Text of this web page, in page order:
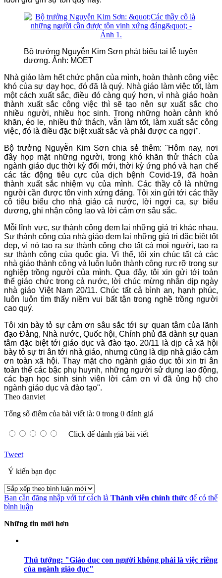
Bộ trưởng Nguyễn Kim Sơn phát biểu tại lễ tuyên
dương. Ảnh: MOET
Nhà giáo làm hết chức phận của mình, hoàn thành công việc
khó của sự dạy học, đó đã là quý. Nhà giáo làm việc tốt, làm
một cách xuất sắc, điều đó càng quý hơn, vì nhà giáo hoàn
thành xuất sắc công việc thì sẽ tạo nên sự xuất sắc cho
nhiều người, nhiều học sinh. Trong những hoàn cảnh khó
khăn, éo le, nhiều thử thách, vẫn làm tốt, làm xuất sắc công
việc, đó là điều đặc biệt xuất sắc và phải được ca ngợi".
Bộ trưởng Nguyễn Kim Sơn chia sẻ thêm: "Hôm nay, nơi
đây họp mặt những người, trong khó khăn thử thách của
ngành giáo dục thời kỳ đổi mới, thời kỳ ứng phó và hạn chế
các tác động tiêu cực của dịch bệnh Covid-19, đã hoàn
thành xuất sắc nhiệm vụ của mình. Các thầy cô là những
người cần được tôn vinh xứng đáng. Tôi xin gửi tới các thầy
cô tiêu biểu cho nhà giáo cả nước, lời ngợi ca, sự biểu
dương, ghi nhận công lao và lời cảm ơn sâu sắc.
Mỗi lĩnh vực, sự thành công đem lại những giá trị khác nhau.
Sự thành công của nhà giáo đem lại những giá trị đặc biệt tốt
đẹp, vì nó tạo ra sự thành công cho tất cả mọi người, tạo ra
sự thành công của quốc gia. Vì thế, tôi xin chúc tất cả các
nhà giáo thành công và luôn luôn thành công rực rỡ trong sự
nghiệp trồng người của mình. Qua đây, tôi xin gửi tới toàn
thể giáo chức trong cả nước, lời chúc mừng nhân dịp ngày
nhà giáo Việt Nam 20/11. Chúc tất cả bình an, hạnh phúc,
luôn luôn tìm thấy niềm vui bất tận trong nghề trồng người
cao quý.
Tôi xin bày tỏ sự cảm ơn sâu sắc tới sự quan tâm của lãnh
đạo Đảng, Nhà nước, Quốc hội, Chính phủ đã dành sự quan
tâm đặc biệt tới giáo dục và đào tạo. 20/11 là dịp cả xã hội
bày tỏ sự tri ân tới nhà giáo, nhưng cũng là dịp nhà giáo cảm
ơn toàn xã hội. Thay mặt cho ngành giáo dục tôi xin tri ân
toàn thể các bậc phụ huynh, những người sử dụng lao động,
các bạn học sinh sinh viên lời cảm ơn vì đã ủng hộ cho
ngành giáo dục và đào tạo".
Theo danviet
Tổng số điểm của bài viết là: 0 trong 0 đánh giá
Click để đánh giá bài viết
Tweet
Ý kiến bạn đọc
Bạn cần đăng nhập với tư cách là Thành viên chính thức để có thể
bình luận
Những tin mới hơn
Thủ tướng: "Giáo dục con người không phải là việc riêng
của ngành giáo dục"